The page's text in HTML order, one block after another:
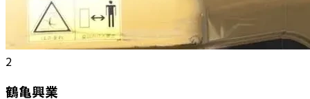
2
鶴亀興業